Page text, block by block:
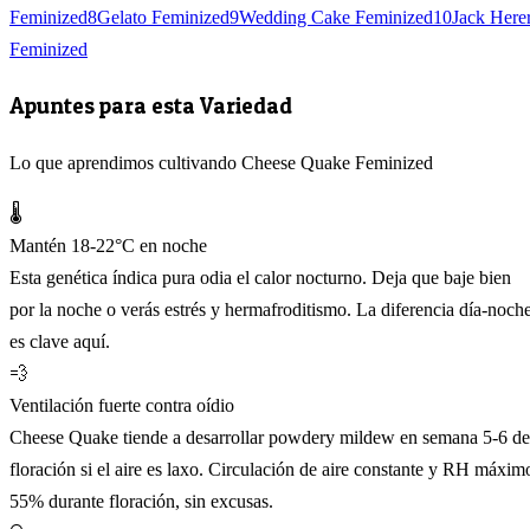
Feminized8Gelato Feminized9Wedding Cake Feminized10Jack
Feminized
Apuntes para esta Variedad
Lo que aprendimos cultivando Cheese Quake Feminized
🌡️
Mantén 18-22°C en noche
Esta genética índica pura odia el calor nocturno. Deja que baje bien
por la noche o verás estrés y hermafroditismo. La diferencia día-
es clave aquí.
💨
Ventilación fuerte contra oídio
Cheese Quake tiende a desarrollar powdery mildew en semana 5-6 de
floración si el aire es laxo. Circulación de aire constante y RH
55% durante floración, sin excusas.